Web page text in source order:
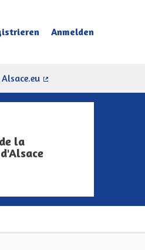
Sprache wählen
Anmelden
Alsace.eu
la